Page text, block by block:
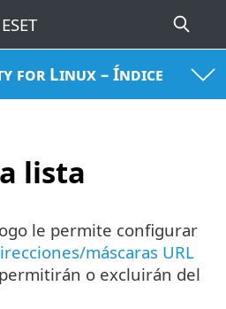
for Linux – Índice
lista
le permite configurar
máscaras URL
o excluirán del